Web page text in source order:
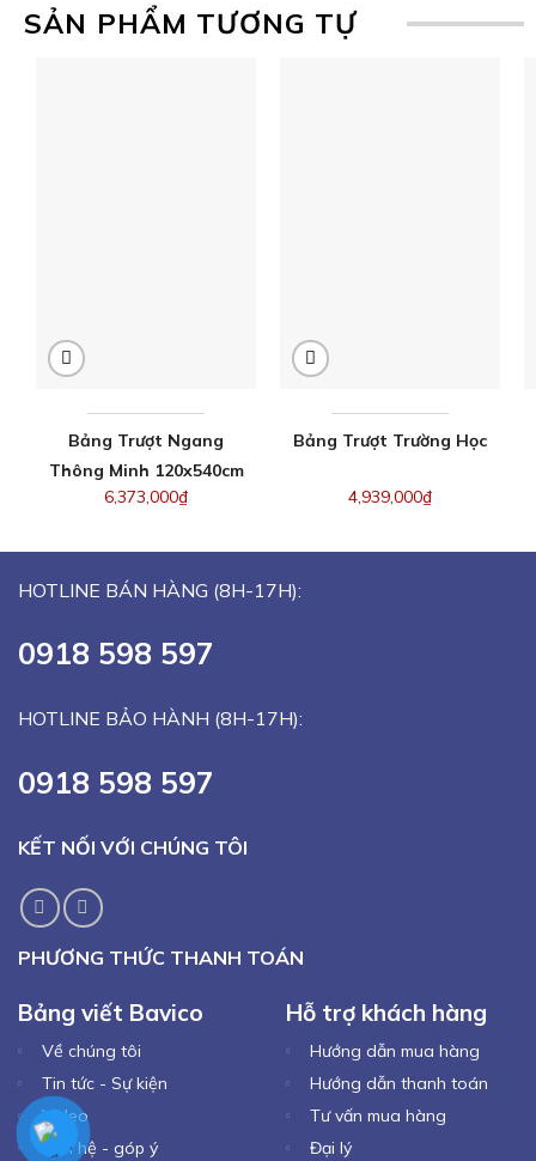
SẢN PHẨM TƯƠNG TỰ
Bảng Trượt Ngang
Thông Minh 120x540cm
6,373,000₫
Bảng Trượt Trường Học
4,939,000₫
HOTLINE BÁN HÀNG (8H-17H):
0918 598 597
HOTLINE BẢO HÀNH (8H-17H):
0918 598 597
KẾT NỐI VỚI CHÚNG TÔI
PHƯƠNG THỨC THANH TOÁN
Bảng viết Bavico
Về chúng tôi
Tin tức - Sự kiện
Video
Liên hệ - góp ý
Hỗ trợ khách hàng
Hướng dẫn mua hàng
Hướng dẫn thanh toán
Tư vấn mua hàng
Đại lý